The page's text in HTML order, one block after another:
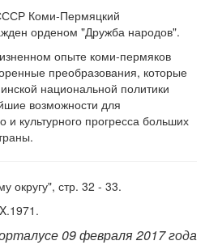
Коми-Пермяцкий
орденом "Дружба народов".
опыте коми-пермяков
преобразования, которые
национальной политики
возможности для
и культурного прогресса больших
округу", стр. 32 - 33.
09 февраля 2017 года